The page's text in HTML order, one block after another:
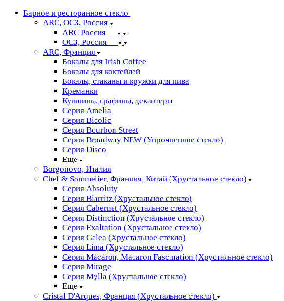
Барное и ресторанное стекло
ARC, ОСЗ, Россия
ARC Россия
ОСЗ, Россия
ARC, Франция
Бокалы для Irish Coffee
Бокалы для коктейлей
Бокалы, стаканы и кружки для пива
Креманки
Кувшины, графины, декантеры
Серия Amelia
Серия Bicolic
Серия Bourbon Street
Серия Broadway NEW (Упрочненное стекло)
Серия Disco
Еще
Borgonovo, Италия
Chef & Sommelier, Франция, Китай (Хрустальное стекло)
Серия Absoluty
Серия Biarritz (Хрустальное стекло)
Серия Cabernet (Хрустальное стекло)
Серия Distinction (Хрустальное стекло)
Серия Exaltation (Хрустальное стекло)
Серия Galea (Хрустальное стекло)
Серия Lima (Хрустальное стекло)
Серия Macaron, Macaron Fascination (Хрустальное стекло)
Серия Mirage
Серия Mylla (Хрустальное стекло)
Еще
Cristal D'Arques, Франция (Хрустальное стекло)